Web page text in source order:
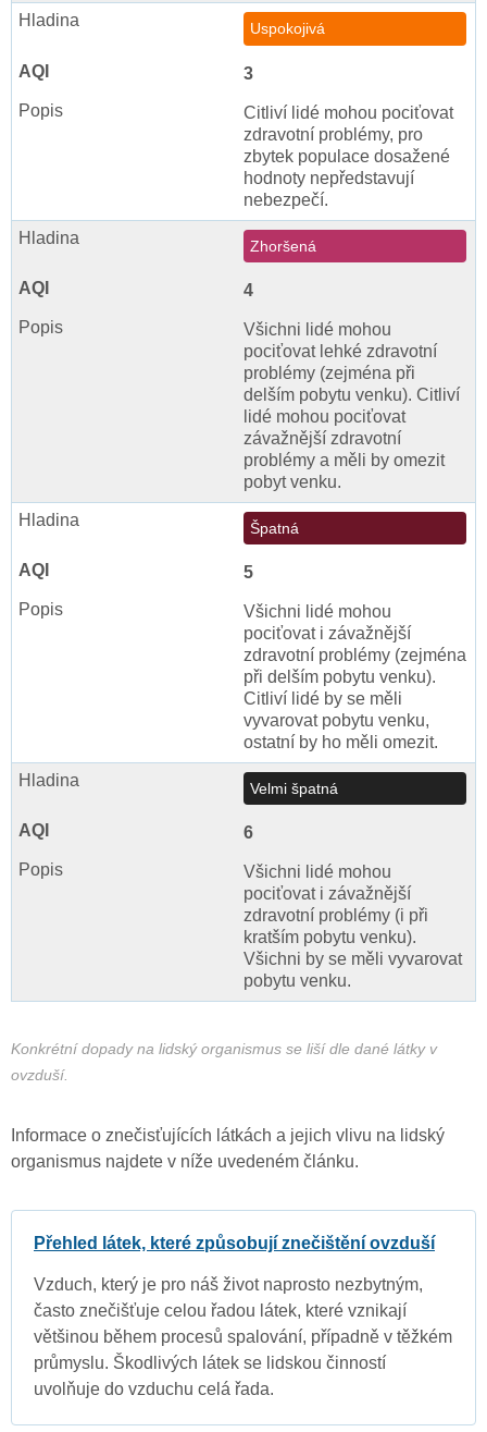
Uspokojivá
3
Citliví lidé mohou pociťovat
zdravotní problémy, pro
zbytek populace dosažené
hodnoty nepředstavují
nebezpečí.
Zhoršená
4
Všichni lidé mohou
pociťovat lehké zdravotní
problémy (zejména při
delším pobytu venku). Citliví
lidé mohou pociťovat
závažnější zdravotní
problémy a měli by omezit
pobyt venku.
Špatná
5
Všichni lidé mohou
pociťovat i závažnější
zdravotní problémy (zejména
při delším pobytu venku).
Citliví lidé by se měli
vyvarovat pobytu venku,
ostatní by ho měli omezit.
Velmi špatná
6
Všichni lidé mohou
pociťovat i závažnější
zdravotní problémy (i při
kratším pobytu venku).
Všichni by se měli vyvarovat
pobytu venku.
Konkrétní dopady na lidský organismus se liší dle dané látky v
ovzduší.
Informace o znečisťujících látkách a jejich vlivu na lidský
organismus najdete v níže uvedeném článku.
Přehled látek, které způsobují znečištění ovzduší
Vzduch, který je pro náš život naprosto nezbytným,
často znečišťuje celou řadou látek, které vznikají
většinou během procesů spalování, případně v těžkém
průmyslu. Škodlivých látek se lidskou činností
uvolňuje do vzduchu celá řada.